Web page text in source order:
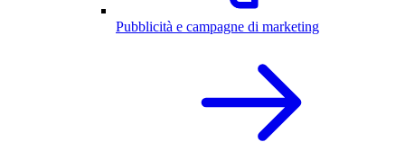
Pubblicità e campagne di marketing